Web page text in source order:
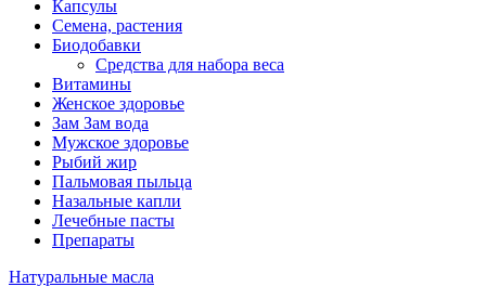
Капсулы
Семена, растения
Биодобавки
Средства для набора веса
Витамины
Женское здоровье
Зам Зам вода
Мужское здоровье
Рыбий жир
Пальмовая пыльца
Назальные капли
Лечебные пасты
Препараты
Натуральные масла